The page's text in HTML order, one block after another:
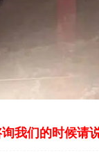
我们的时候请